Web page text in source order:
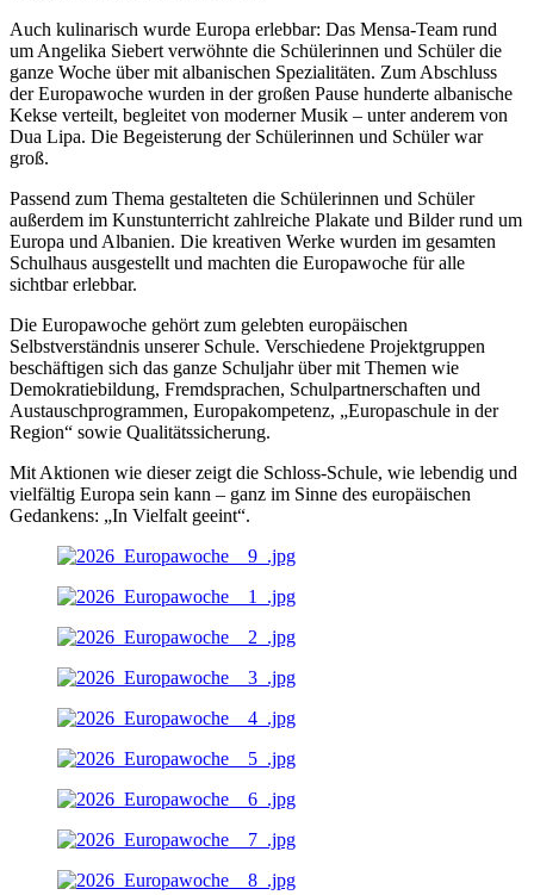
Auch kulinarisch wurde Europa erlebbar: Das Mensa-Team rund
um Angelika Siebert verwöhnte die Schülerinnen und Schüler die
ganze Woche über mit albanischen Spezialitäten. Zum Abschluss
der Europawoche wurden in der großen Pause hunderte albanische
Kekse verteilt, begleitet von moderner Musik – unter anderem von
Dua Lipa. Die Begeisterung der Schülerinnen und Schüler war
groß.
Passend zum Thema gestalteten die Schülerinnen und Schüler
außerdem im Kunstunterricht zahlreiche Plakate und Bilder rund um
Europa und Albanien. Die kreativen Werke wurden im gesamten
Schulhaus ausgestellt und machten die Europawoche für alle
sichtbar erlebbar.
Die Europawoche gehört zum gelebten europäischen
Selbstverständnis unserer Schule. Verschiedene Projektgruppen
beschäftigen sich das ganze Schuljahr über mit Themen wie
Demokratiebildung, Fremdsprachen, Schulpartnerschaften und
Austauschprogrammen, Europakompetenz, „Europaschule in der
Region“ sowie Qualitätssicherung.
Mit Aktionen wie dieser zeigt die Schloss-Schule, wie lebendig und
vielfältig Europa sein kann – ganz im Sinne des europäischen
Gedankens: „In Vielfalt geeint“.